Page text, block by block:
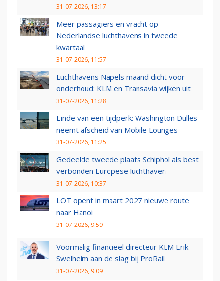
31-07-2026, 13:17
Meer passagiers en vracht op
Nederlandse luchthavens in tweede
kwartaal
31-07-2026, 11:57
Luchthavens Napels maand dicht voor
onderhoud: KLM en Transavia wijken uit
31-07-2026, 11:28
Einde van een tijdperk: Washington Dulles
neemt afscheid van Mobile Lounges
31-07-2026, 11:25
Gedeelde tweede plaats Schiphol als best
verbonden Europese luchthaven
31-07-2026, 10:37
LOT opent in maart 2027 nieuwe route
naar Hanoi
31-07-2026, 9:59
Voormalig financieel directeur KLM Erik
Swelheim aan de slag bij ProRail
31-07-2026, 9:09